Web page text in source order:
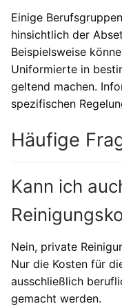
Einige
hinsichtlich der
Beispielsweise
Uniformierte in
geltend machen.
spezifischen
Häufige
Kann ich
Nein, private
Nur die Kosten für
ausschließlich
gemacht werden.